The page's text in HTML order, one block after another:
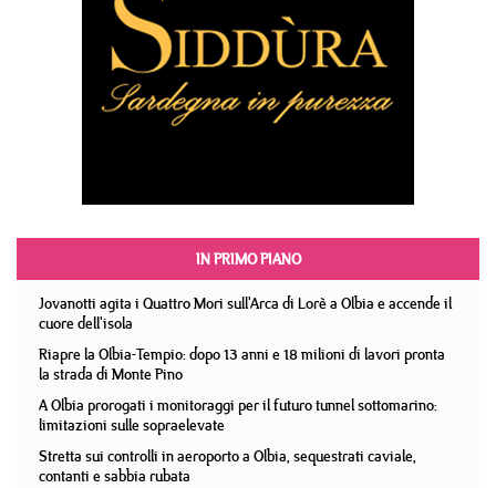
IN PRIMO PIANO
Jovanotti agita i Quattro Mori sull'Arca di Lorè a Olbia e accende il
cuore dell'isola
Riapre la Olbia-Tempio: dopo 13 anni e 18 milioni di lavori pronta
la strada di Monte Pino
A Olbia prorogati i monitoraggi per il futuro tunnel sottomarino:
limitazioni sulle sopraelevate
Stretta sui controlli in aeroporto a Olbia, sequestrati caviale,
contanti e sabbia rubata